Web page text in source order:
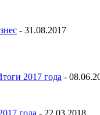
- 31.08.2017
2017 года -